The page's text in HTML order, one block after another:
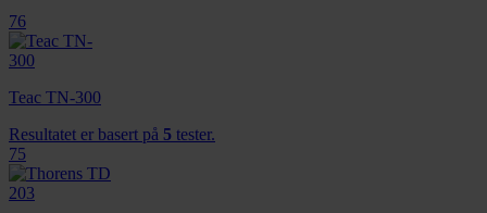
76
Teac TN-300
Resultatet er basert på 5 tester.
75